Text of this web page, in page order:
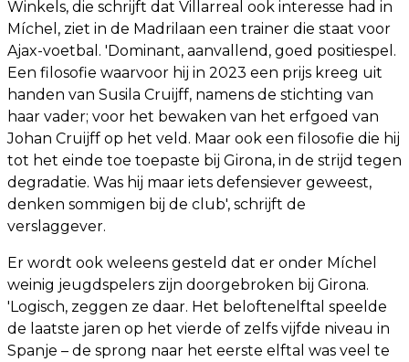
Winkels, die schrijft dat Villarreal ook interesse had in
Míchel, ziet in de Madrilaan een trainer die staat voor
Ajax-voetbal. 'Dominant, aanvallend, goed positiespel.
Een filosofie waarvoor hij in 2023 een prijs kreeg uit
handen van Susila Cruijff, namens de stichting van
haar vader; voor het bewaken van het erfgoed van
Johan Cruijff op het veld. Maar ook een filosofie die hij
tot het einde toe toepaste bij Girona, in de strijd tegen
degradatie. Was hij maar iets defensiever geweest,
denken sommigen bij de club', schrijft de
verslaggever.
Er wordt ook weleens gesteld dat er onder Míchel
weinig jeugdspelers zijn doorgebroken bij Girona.
'Logisch, zeggen ze daar. Het beloftenelftal speelde
de laatste jaren op het vierde of zelfs vijfde niveau in
Spanje – de sprong naar het eerste elftal was veel te